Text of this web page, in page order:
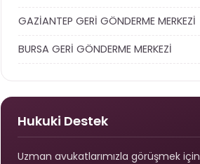
GAZİANTEP GERİ GÖNDERME MERKEZİ
BURSA GERİ GÖNDERME MERKEZİ
Hukuki Destek
Uzman avukatlarımızla görüşmek için